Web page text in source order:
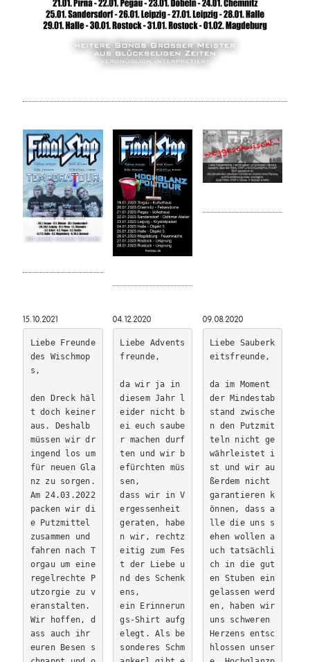
15.10.2021
Liebe Freunde
des Wischmop
s,
den Dreck häl
t doch keiner
aus. Deshalb
müssen wir dr
ingend los um
für neuen Gla
nz zu sorgen.
Am 24.03.2022
packen wir di
e Putzmittel
zusammen und
fahren nach T
orgau um eine
regelrechte P
utzorgie zu v
eranstalten.
Wir hoffen, d
ass auch ihr
euren Besen s
04.12.2020
Liebe Advents
freunde,
da wir ja in
diesem Jahr l
eider nicht b
ei euch saube
r machen durf
ten und wir b
efürchten müs
sen,
dass wir in V
ergessenheit
geraten, habe
n wir, rechtz
eitig zum Fes
t der Liebe u
nd des Schenk
ens,
ein Erinnerun
gs-Shirt aufg
elegt. Als be
sonderes Schm
09.08.2020
Liebe Sauberk
eitsfreunde,
da im Moment
der Mindestab
stand zwische
n den Putzmit
teln nicht ge
währleistet i
st und wir au
ßerdem nicht
garantieren k
önnen, dass a
lle die uns s
ehen wollen a
uch tatsächli
ch in die gut
en Stuben ein
gelassen werd
en, haben wir
uns schweren
Herzens entsc
hlossen unser